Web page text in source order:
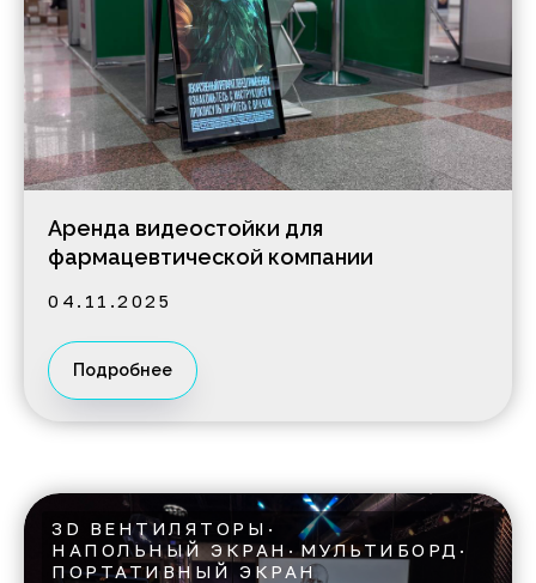
Аренда видеостойки для
фармацевтической компании
04.11.2025
Подробнее
3D ВЕНТИЛЯТОРЫ
НАПОЛЬНЫЙ ЭКРАН
МУЛЬТИБОРД
ПОРТАТИВНЫЙ ЭКРАН